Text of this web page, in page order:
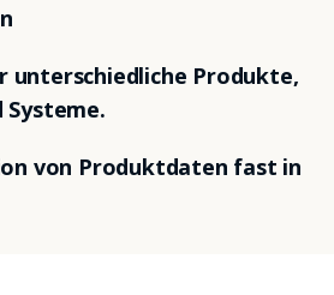
unterschiedliche Produkte,
Systeme.
von Produktdaten fast in